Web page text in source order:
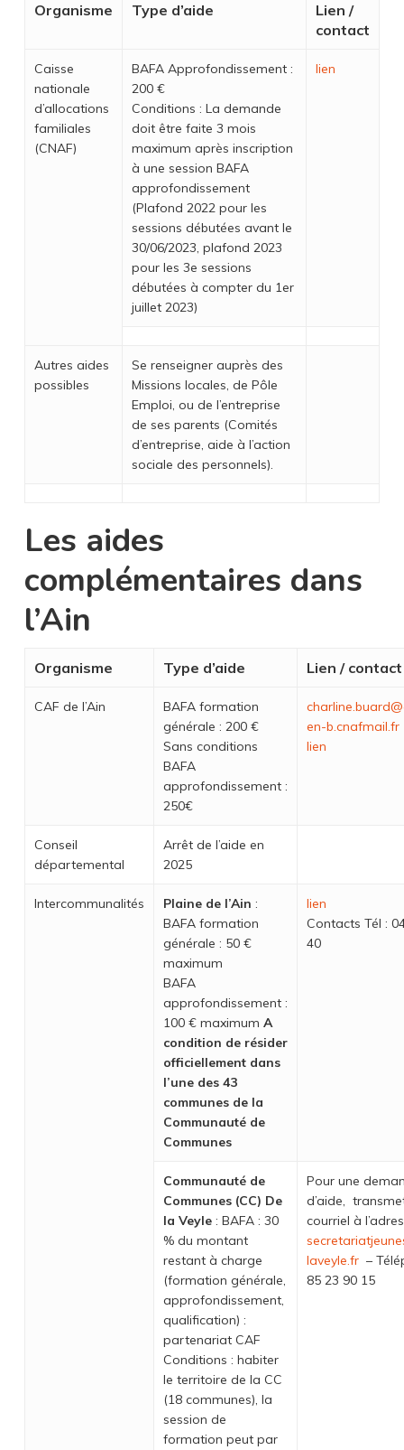
Organisme Type d’aide
Lien /
contact
Caisse
nationale
d’allocations
familiales
(CNAF)
BAFA Approfondissement :
200 €
Conditions : La demande
doit être faite 3 mois
maximum après inscription
à une session BAFA
approfondissement
(Plafond 2022 pour les
sessions débutées avant le
30/06/2023, plafond 2023
pour les 3e sessions
débutées à compter du 1er
juillet 2023)
lien
Autres aides
possibles
Se renseigner auprès des
Missions locales, de Pôle
Emploi, ou de l’entreprise
de ses parents (Comités
d’entreprise, aide à l’action
sociale des personnels).
Les aides
complémentaires dans
l’Ain
Organisme Type d’aide Lien / contact
CAF de l’Ain
BAFA formation
générale : 200 €
Sans conditions
BAFA
approfondissement :
250€
en-b.cnafmail.fr
lien
Conseil
départemental
Arrêt de l’aide en
2025
Intercommunalités Plaine de l’Ain :
BAFA formation
générale : 50 €
maximum
BAFA
approfondissement :
100 € maximum A
condition de résider
officiellement dans
l’une des 43
communes de la
Communauté de
Communes
lien
Contacts Tél :
40
Communauté de
Communes (CC) De
la Veyle: BAFA : 30
% du montant
restant à charge
(formation générale,
approfondissement,
qualification) :
partenariat CAF
Conditions : habiter
le territoire de la CC
(18 communes), la
session de
formation peut par
Pour une
d’aide,
courriel à
laveyle.fr–
85 23 90 15